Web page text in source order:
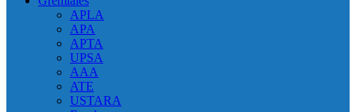
APLA
APA
APTA
UPSA
AAA
ATE
USTARA